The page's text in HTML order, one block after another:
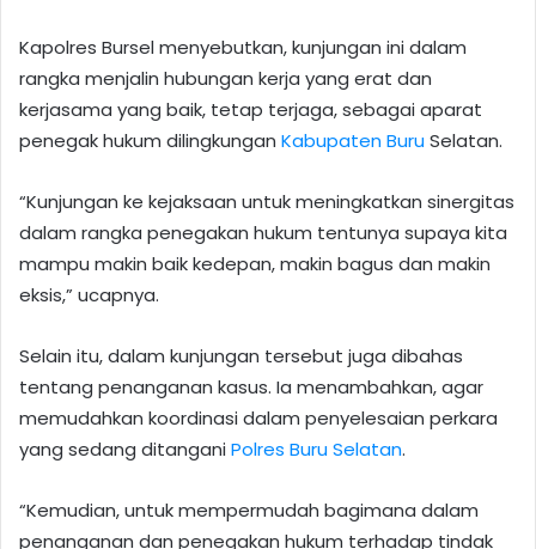
Kapolres Bursel menyebutkan, kunjungan ini dalam
rangka menjalin hubungan kerja yang erat dan
kerjasama yang baik, tetap terjaga, sebagai aparat
penegak hukum dilingkungan Kabupaten BuruSelatan.
“Kunjungan ke kejaksaan untuk meningkatkan sinergitas
dalam rangka penegakan hukum tentunya supaya kita
mampu makin baik kedepan, makin bagus dan makin
eksis,” ucapnya.
Selain itu, dalam kunjungan tersebut juga dibahas
tentang penanganan kasus. Ia menambahkan, agar
memudahkan koordinasi dalam penyelesaian perkara
yang sedang ditanganiPolres Buru Selatan.
“Kemudian, untuk mempermudah bagimana dalam
penanganan dan penegakan hukum terhadap tindak